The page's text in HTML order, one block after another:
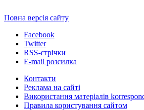
Повна версія сайту
Facebook
Twitter
RSS-стрічки
E-mail розсилка
Контакти
Реклама на сайті
Використання матеріалів
Правила користування сайтом